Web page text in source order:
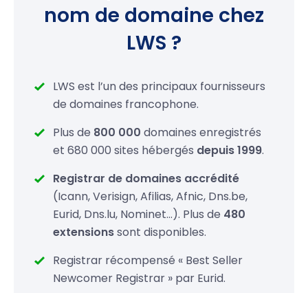
.ws
26,99 €
.ac
39,99 €
.am
.fm
89,99 €
.tel
19,99 €
.bz
26,99 €
.cz
nom de domaine chez
LWS ?
LWS est l’un des principaux fournisseurs
de domaines francophone.
Plus de 800 000 domaines enregistrés
et 680 000 sites hébergés depuis 1999.
Registrar de domaines accrédité
(Icann, Verisign, Afilias, Afnic, Dns.be,
Eurid, Dns.lu, Nominet…). Plus de 480
extensionssont disponibles.
Registrar récompensé « Best Seller
Newcomer Registrar » par Eurid.